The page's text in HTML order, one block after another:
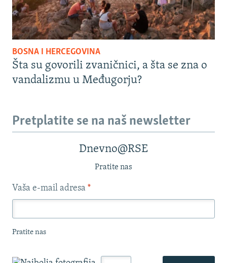
BOSNA I HERCEGOVINA
Šta su govorili zvaničnici, a šta se zna o
vandalizmu u Međugorju?
Pretplatite se na naš newsletter
Dnevno@RSE
Pratite nas
Vaša e-mail adresa *
Pratite nas